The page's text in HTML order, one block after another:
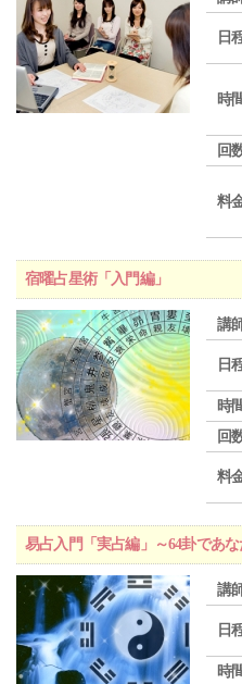
日
時
回
料
宿曜占星術「入門編」
講
日
時
回
料
易占入門「実占編」～64卦であ
講
日
時